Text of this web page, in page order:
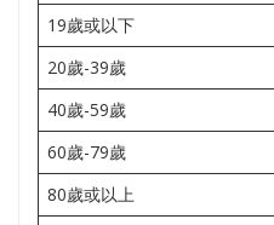
19歲或以下
20歲-39歲
40歲-59歲
60歲-79歲
80歲或以上